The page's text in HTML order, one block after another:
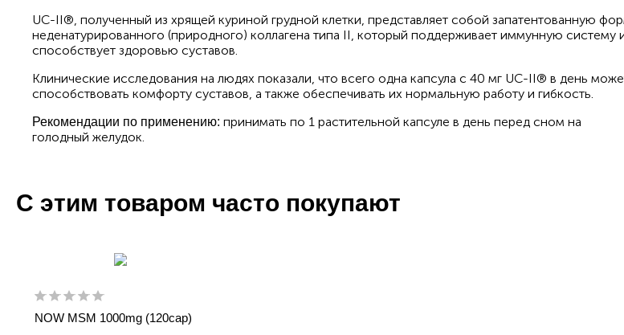
UC-II®, полученный из хрящей куриной грудной клетки, представляет собой запатентованную
неденатурированного (природного) коллагена типа II, который поддерживает иммунную систему
способствует здоровью суставов.
Клинические исследования на людях показали, что всего одна капсула с 40 мг UC-II® в день
способствовать комфорту суставов, а также обеспечивать их нормальную работу и гибкость.
Рекомендации по применению: принимать по 1 растительной капсуле в день перед сном на
голодный желудок.
С этим товаром часто покупают
NOW MSM 1000mg (120cap)